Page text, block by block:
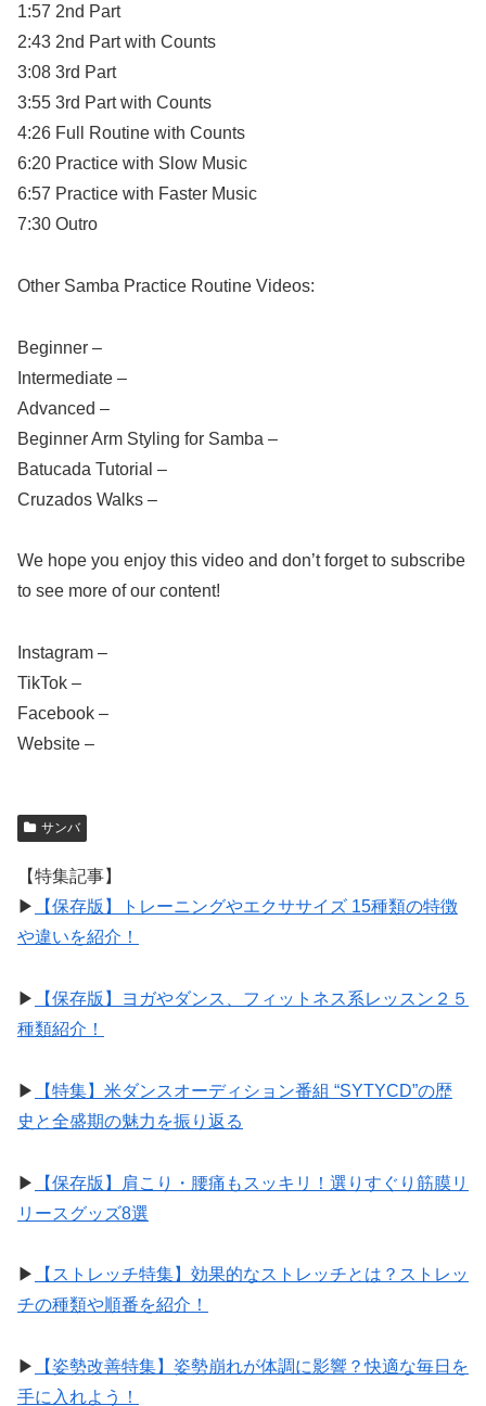
1:57 2nd Part
2:43 2nd Part with Counts
3:08 3rd Part
3:55 3rd Part with Counts
4:26 Full Routine with Counts
6:20 Practice with Slow Music
6:57 Practice with Faster Music
7:30 Outro
Other Samba Practice Routine Videos:
Beginner –
Intermediate –
Advanced –
Beginner Arm Styling for Samba –
Batucada Tutorial –
Cruzados Walks –
We hope you enjoy this video and don’t forget to subscribe
to see more of our content!
Instagram –
TikTok –
Facebook –
Website –
サンバ
【特集記事】
▶︎
【保存版】トレーニングやエクササイズ 15種類の特徴
や違いを紹介！
▶︎
【保存版】ヨガやダンス、フィットネス系レッスン２５
種類紹介！
▶︎
【特集】米ダンスオーディション番組 “SYTYCD”の歴
史と全盛期の魅力を振り返る
▶︎
【保存版】肩こり・腰痛もスッキリ！選りすぐり筋膜リ
リースグッズ8選
▶︎
【ストレッチ特集】効果的なストレッチとは？ストレッ
チの種類や順番を紹介！
▶︎
【姿勢改善特集】姿勢崩れが体調に影響？快適な毎日を
手に入れよう！